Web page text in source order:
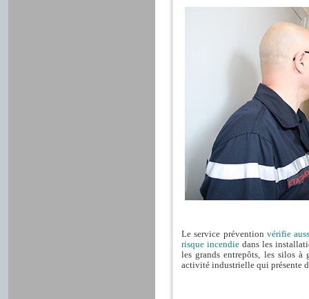
Le service prévention vérifie
risque incendie dans les
les grands entrepôts, les silos à
activité industrielle qui présente